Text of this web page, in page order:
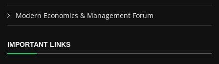
Modern Economics & Management Forum
IMPORTANT LINKS